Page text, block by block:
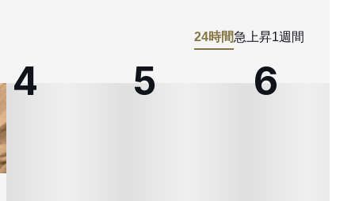
24時間急上昇1週間